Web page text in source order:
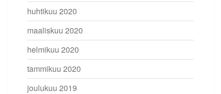
huhtikuu 2020
maaliskuu 2020
helmikuu 2020
tammikuu 2020
joulukuu 2019